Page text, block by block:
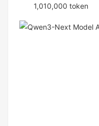
1,010,000 token